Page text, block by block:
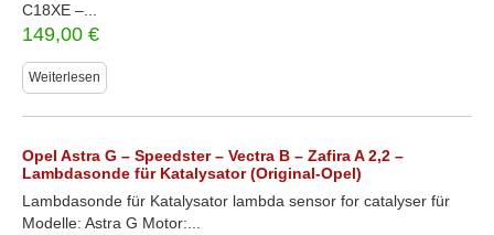
C18XE –...
149,00 €
Weiterlesen
Opel Astra G – Speedster – Vectra B – Zafira A 2,2 –
Lambdasonde für Katalysator (Original-Opel)
Lambdasonde für Katalysator lambda sensor for catalyser für
Modelle: Astra G Motor:...